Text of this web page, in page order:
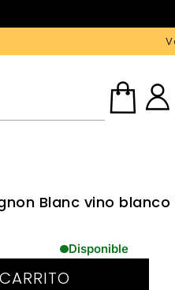
Blanc vino blanco
Disponible